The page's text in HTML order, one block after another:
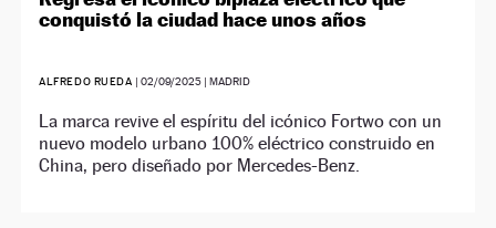
conquistó la ciudad hace unos años
ALFREDO RUEDA |02/09/2025 | MADRID
La marca revive el espíritu del icónico Fortwo con un
nuevo modelo urbano 100% eléctrico construido en
China, pero diseñado por Mercedes-Benz.